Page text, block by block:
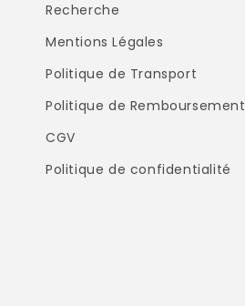
Recherche
Mentions Légales
Politique de Transport
Politique de Remboursement
CGV
Politique de confidentialité